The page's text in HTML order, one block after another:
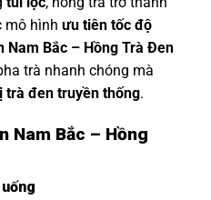
mô hình ưu tiên tốc độ
Nam Bắc – Hồng Trà Đen
trà nhanh chóng mà
trà đen truyền thống.
Nam Bắc – Hồng